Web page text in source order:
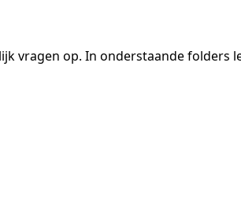
vragen op. In onderstaande folders